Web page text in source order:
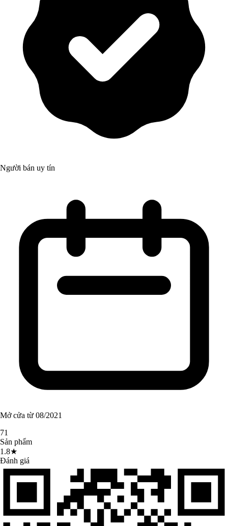
Người bán uy tín
Mở cửa từ 08/2021
71
Sản phẩm
1.8★
Đánh giá